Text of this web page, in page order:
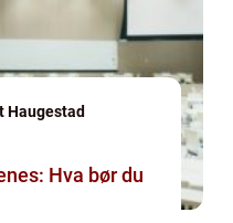
Haugestad
Hva bør du